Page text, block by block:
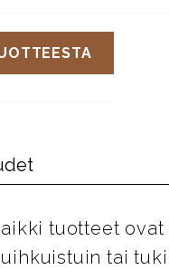
tuotteet
tai